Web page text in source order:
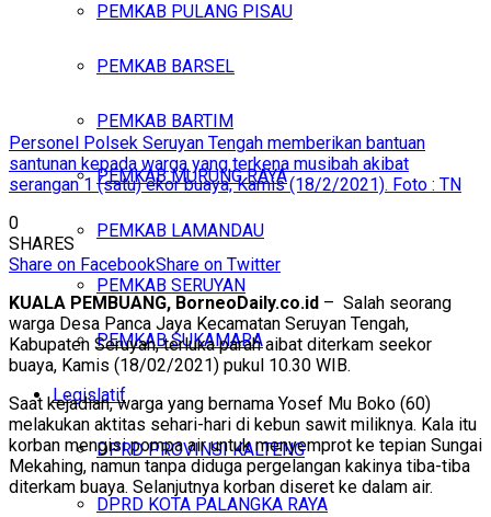
PEMKAB PULANG PISAU
PEMKAB BARSEL
PEMKAB BARTIM
PEMKAB MURUNG RAYA
PEMKAB LAMANDAU
PEMKAB SERUYAN
PEMKAB SUKAMARA
Legislatif
DPRD PROVINSI KALTENG
DPRD KOTA PALANGKA RAYA
Personel Polsek Seruyan Tengah memberikan bantuan
santunan kepada warga yang terkena musibah akibat
serangan 1 (satu) ekor buaya, Kamis (18/2/2021). Foto : TN
0
SHARES
Share on FacebookShare on Twitter
KUALA PEMBUANG, BorneoDaily.co.id – Salah seorang
warga Desa Panca Jaya Kecamatan Seruyan Tengah,
Kabupaten Seruyan, terluka parah aibat diterkam seekor
buaya, Kamis (18/02/2021) pukul 10.30 WIB.
Saat kejadian, warga yang bernama Yosef Mu Boko (60)
melakukan aktitas sehari-hari di kebun sawit miliknya. Kala itu
korban mengisi pompa air untuk menyemprot ke tepian Sungai
Mekahing, namun tanpa diduga pergelangan kakinya tiba-tiba
diterkam buaya. Selanjutnya korban diseret ke dalam air.